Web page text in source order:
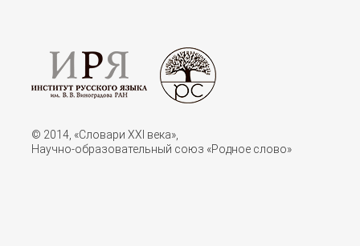
© 2014, «Словари XXI векa»,
Научно-образовательный союз «Родное слово»